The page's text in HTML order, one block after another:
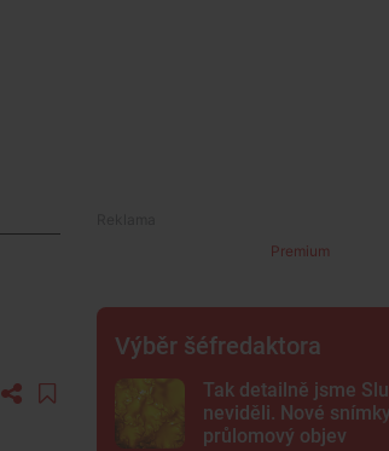
Premium
Výběr šéfredaktora
Tak detailně jsme
neviděli. Nové
průlomový objev